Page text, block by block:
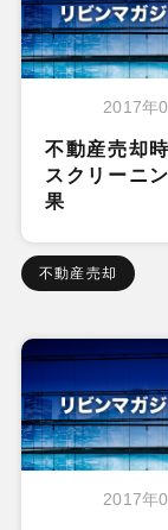
2017年
不動産売却
スクリーニ
果
不動産売却
2017年